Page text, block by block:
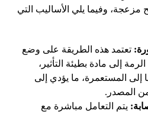
وفيما يلي الأساليب التي
تعتمد هذه الطريقة على وضع
إلى مادة بطيئة التأثير،
إلى المستعمرة، ما يؤدي إلى
من المصدر.
يتم التعامل مباشرة مع